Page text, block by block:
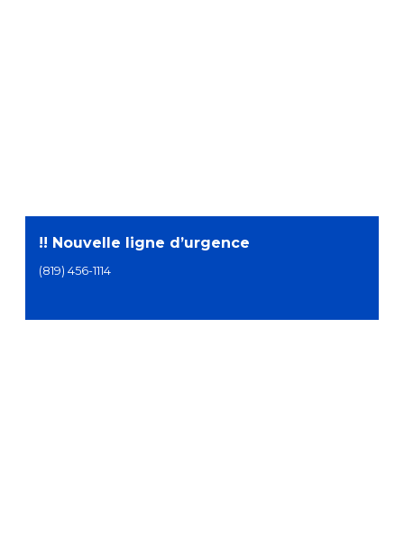
!! Nouvelle ligne d’urgence
(819) 456-1114